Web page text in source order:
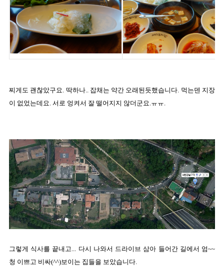
찌게도 괜찮았구요. 딱하나.. 잡채는 약간 오래된듯했습니다. 먹는덴 지장
이 없었는데요. 서로 엉켜서 잘 떨어지지 않더군요.ㅠㅠ.
그렇게 식사를 끝내고... 다시 나와서 드라이브 삼아 들어간 길에서 엄~~
청 이쁘고 비싸(^^)보이는 집들을 보았습니다.